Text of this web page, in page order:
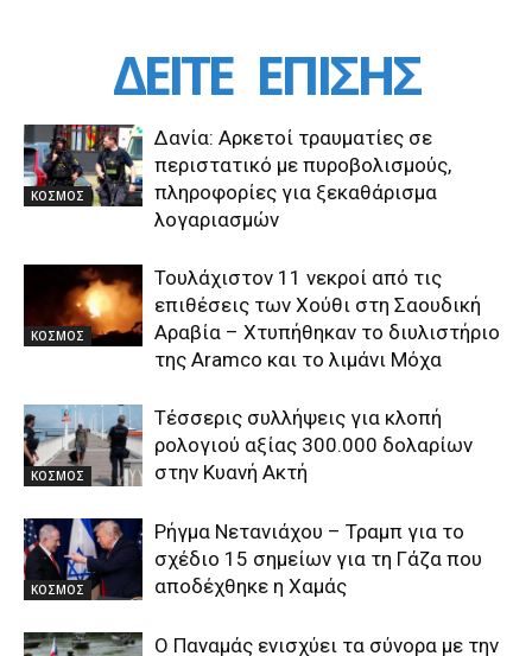
ΔΕΙΤΕ ΕΠΙΣΗΣ
ΚΟΣΜΟΣ
Δανία: Αρκετοί τραυματίες σε
περιστατικό με πυροβολισμούς,
πληροφορίες για ξεκαθάρισμα
λογαριασμών
ΚΟΣΜΟΣ
Τουλάχιστον 11 νεκροί από τις
επιθέσεις των Χούθι στη Σαουδική
Αραβία – Χτυπήθηκαν το διυλιστήριο
της Aramco και το λιμάνι Μόχα
ΚΟΣΜΟΣ
Τέσσερις συλλήψεις για κλοπή
ρολογιού αξίας 300.000 δολαρίων
στην Κυανή Ακτή
ΚΟΣΜΟΣ
Ρήγμα Νετανιάχου – Τραμπ για το
σχέδιο 15 σημείων για τη Γάζα που
αποδέχθηκε η Χαμάς
O Παναμάς ενισχύει τα σύνορα με την